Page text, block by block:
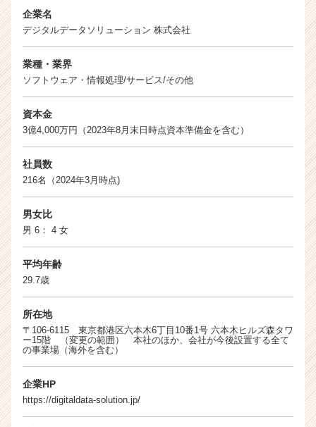
成
か
カ
ウ
が
サ
チ
キ
ャ
リ
ア
h
企業名
デジタルデータソリューション 株式会社
業種・業界
ソフトウェア・情報処理/サービス/その他
資本金
3億4,000万円（2023年8月末日時点資本準備金を含む）
社員数
216名（2024年3月時点)
男女比
男 6： 4 女
平均年齢
29.7歳
所在地
〒106-6115 東京都港区六本木6丁目10番1号 六本木ヒルズ森タワ
ー15階 （変更の範囲） 本社のほか、会社が今後設置する全て
の事業場（海外を含む）
企業HP
https://digitaldata-solution.jp/